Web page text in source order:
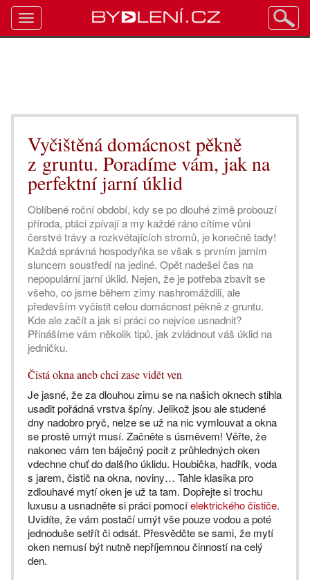
Vyčištěná domácnost pěkně
z gruntu. Poradíme vám, jak na
perfektní jarní úklid
Oblíbené roční období, kdy se po dlouhé zimě probouzí
příroda, ptáci zpívají a my každé ráno cítíme vůni
čerstvé trávy a rozkvétajících stromů, je konečně tady!
Každá správná hospodyňka se však s prvním jarním
sluncem soustředí na jediné. Opět nadešel čas na
nepopulární jarní úklid. Nejen, že je potřeba zbavit se
všeho, co jsme během zimy nashromáždili, ale
především vyčistit celou domácnost pěkně z gruntu.
Kde ale začít a jak si práci co nejvíce usnadnit?
Přinášíme vám několik tipů, jak zvládnout váš úklid na
jedničku.
Čistá okna aneb chci zase vidět ven
Je jasné, že za dlouhou zimu se na našich oknech stihla
usadit pořádná vrstva špíny. Jelikož jsou ale studené
dny nadobro pryč, nelze se už na nic vymlouvat a okna
se prostě umýt musí. Začněte s úsměvem! Věřte, že
nakonec vám ten báječný pocit z průhledných oken
vdechne chuť do dalšího úklidu. Houbička, hadřík, voda
s jarem, čistič na okna, noviny… Tahle klasika pro
zdlouhavé mytí oken je už ta tam. Dopřejte si trochu
luxusu a usnadněte si práci pomocíelektrického čističe.
Uvidíte, že vám postačí umýt vše pouze vodou a poté
jednoduše setřít či odsát. Přesvědčte se sami, že mytí
oken nemusí být nutně nepříjemnou činností na celý
den.
Toggle
navigation